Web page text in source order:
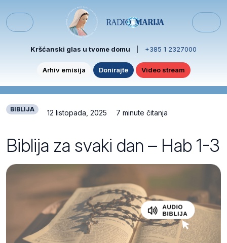
Menu
Kršćanski glas u tvome domu +385 1 2327000
Arhiv emisija Donirajte Video stream
BIBLIJA 12 listopada, 2025 7 minute čitanja
Biblija za svaki dan – Hab 1-3